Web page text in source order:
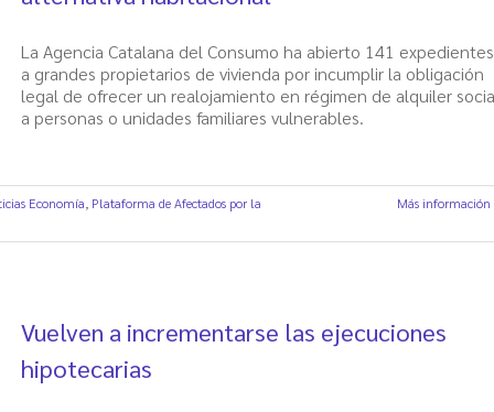
Madrid
La Agencia Catalana del Consumo ha abierto 141 expedientes
a grandes propietarios de vivienda por incumplir la obligación
legal de ofrecer un realojamiento en régimen de alquiler
a personas o unidades familiares vulnerables.
Economía, Plataforma de Afectados por la
Más información
Vuelven a incrementarse las ejecuciones
hipotecarias